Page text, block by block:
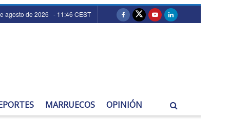
agosto de 2026 - 11:46 CEST
MARRUECOS OPINIÓN